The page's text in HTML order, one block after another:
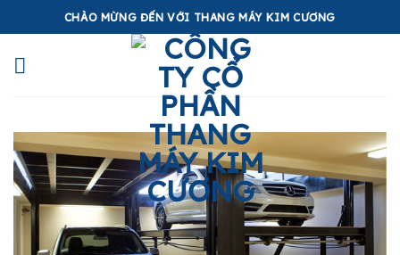
to
content
CHÀO MỪNG ĐẾN VỚI THANG MÁY KIM CƯƠNG